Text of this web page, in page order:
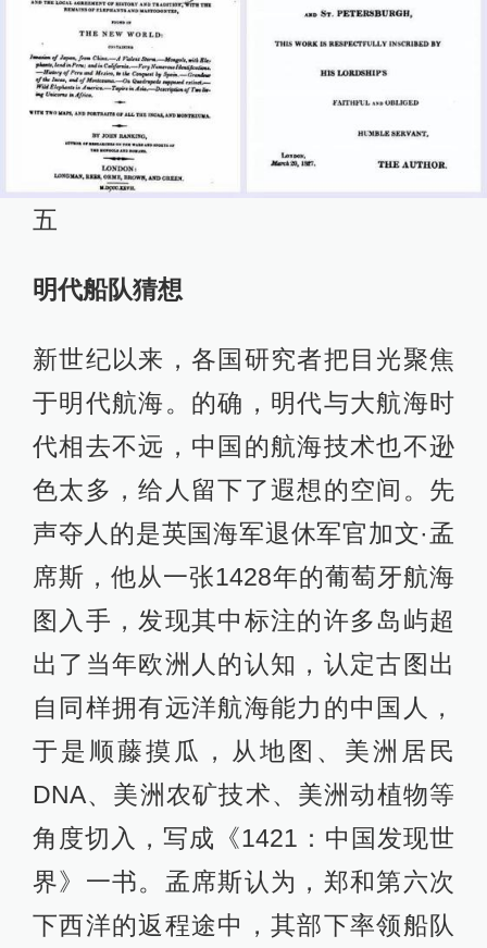
五
明代船队猜想
新世纪以来，各国研究者把目光聚焦
于明代航海。的确，明代与大航海时
代相去不远，中国的航海技术也不逊
色太多，给人留下了遐想的空间。先
声夺人的是英国海军退休军官加文·孟
席斯，他从一张1428年的葡萄牙航海
图入手，发现其中标注的许多岛屿超
出了当年欧洲人的认知，认定古图出
自同样拥有远洋航海能力的中国人，
于是顺藤摸瓜，从地图、美洲居民
DNA、美洲农矿技术、美洲动植物等
角度切入，写成《1421：中国发现世
界》一书。孟席斯认为，郑和第六次
下西洋的返程途中，其部下率领船队